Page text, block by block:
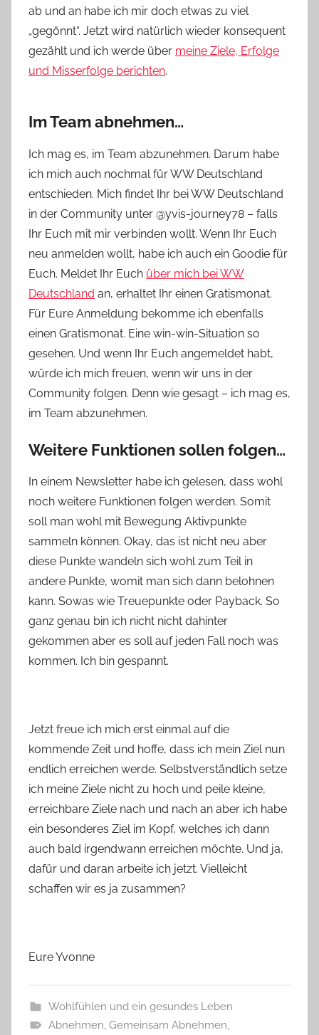
ab und an habe ich mir doch etwas zu viel
„gegönnt“. Jetzt wird natürlich wieder konsequent
gezählt und ich werde über meine Ziele, Erfolge
und Misserfolge berichten.
Im Team abnehmen…
Ich mag es, im Team abzunehmen. Darum habe
ich mich auch nochmal für WW Deutschland
entschieden. Mich findet Ihr bei WW Deutschland
in der Community unter @yvis-journey78 – falls
Ihr Euch mit mir verbinden wollt. Wenn Ihr Euch
neu anmelden wollt, habe ich auch ein Goodie für
Euch. Meldet Ihr Euch über mich bei WW
Deutschland an, erhaltet Ihr einen Gratismonat.
Für Eure Anmeldung bekomme ich ebenfalls
einen Gratismonat. Eine win-win-Situation so
gesehen. Und wenn Ihr Euch angemeldet habt,
würde ich mich freuen, wenn wir uns in der
Community folgen. Denn wie gesagt – ich mag es,
im Team abzunehmen.
Weitere Funktionen sollen folgen…
In einem Newsletter habe ich gelesen, dass wohl
noch weitere Funktionen folgen werden. Somit
soll man wohl mit Bewegung Aktivpunkte
sammeln können. Okay, das ist nicht neu aber
diese Punkte wandeln sich wohl zum Teil in
andere Punkte, womit man sich dann belohnen
kann. Sowas wie Treuepunkte oder Payback. So
ganz genau bin ich nicht nicht dahinter
gekommen aber es soll auf jeden Fall noch was
kommen. Ich bin gespannt.
Jetzt freue ich mich erst einmal auf die
kommende Zeit und hoffe, dass ich mein Ziel nun
endlich erreichen werde. Selbstverständlich setze
ich meine Ziele nicht zu hoch und peile kleine,
erreichbare Ziele nach und nach an aber ich habe
ein besonderes Ziel im Kopf, welches ich dann
auch bald irgendwann erreichen möchte. Und ja,
dafür und daran arbeite ich jetzt. Vielleicht
schaffen wir es ja zusammen?
Eure Yvonne
Wohlfühlen und ein gesundes Leben
Abnehmen, Gemeinsam Abnehmen,